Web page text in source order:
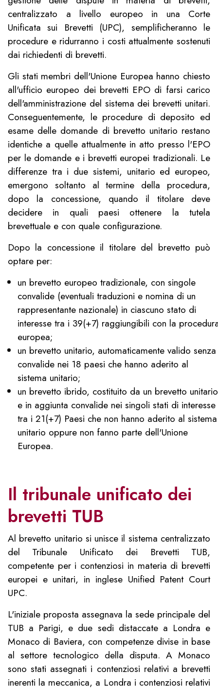
centralizzato a livello europeo in una Corte
Unificata sui Brevetti (UPC), semplificheranno le
procedure e ridurranno i costi attualmente sostenuti
dai richiedenti di brevetti.
Gli stati membri dell'Unione Europea hanno chiesto
all'ufficio europeo dei brevetti EPO di farsi carico
dell'amministrazione del sistema dei brevetti unitari.
Conseguentemente, le procedure di deposito ed
esame delle domande di brevetto unitario restano
identiche a quelle attualmente in atto presso l'EPO
per le domande e i brevetti europei tradizionali. Le
differenze tra i due sistemi, unitario ed europeo,
emergono soltanto al termine della procedura,
dopo la concessione, quando il titolare deve
decidere in quali paesi ottenere la tutela
brevettuale e con quale configurazione.
Dopo la concessione il titolare del brevetto può
optare per:
un brevetto europeo tradizionale, con singole
convalide (eventuali traduzioni e nomina di un
rappresentante nazionale) in ciascuno stato di
interesse tra i 39(+7) raggiungibili con la
europea;
un brevetto unitario, automaticamente valido senza
convalide nei 18 paesi che hanno aderito al
sistema unitario;
un brevetto ibrido, costituito da un brevetto unitario
e in aggiunta convalide nei singoli stati di interesse
tra i 21(+7) Paesi che non hanno aderito al sistema
unitario oppure non fanno parte dell'Unione
Europea.
Il tribunale unificato dei
brevetti TUB
Al brevetto unitario si unisce il sistema centralizzato
del Tribunale Unificato dei Brevetti TUB,
competente per i contenziosi in materia di brevetti
europei e unitari, in inglese Unified Patent Court
UPC.
L'iniziale proposta assegnava la sede principale del
TUB a Parigi, e due sedi distaccate a Londra e
Monaco di Baviera, con competenze divise in base
al settore tecnologico della disputa. A Monaco
sono stati assegnati i contenziosi relativi a brevetti
inerenti la meccanica, a Londra i contenziosi relativi